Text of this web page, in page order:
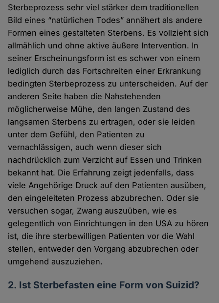
Sterbeprozess sehr viel stärker dem traditionellen
Bild eines “natürlichen Todes” annähert als andere
Formen eines gestalteten Sterbens. Es vollzieht sich
allmählich und ohne aktive äußere Intervention. In
seiner Erscheinungsform ist es schwer von einem
lediglich durch das Fortschreiten einer Erkrankung
bedingten Sterbeprozess zu unterscheiden. Auf der
anderen Seite haben die Nahstehenden
möglicherweise Mühe, den langen Zustand des
langsamen Sterbens zu ertragen, oder sie leiden
unter dem Gefühl, den Patienten zu
vernachlässigen, auch wenn dieser sich
nachdrücklich zum Verzicht auf Essen und Trinken
bekannt hat. Die Erfahrung zeigt jedenfalls, dass
viele Angehörige Druck auf den Patienten ausüben,
den eingeleiteten Prozess abzubrechen. Oder sie
versuchen sogar, Zwang auszuüben, wie es
gelegentlich von Einrichtungen in den USA zu hören
ist, die ihre sterbewilligen Patienten vor die Wahl
stellen, entweder den Vorgang abzubrechen oder
umgehend auszuziehen.
2. Ist Sterbefasten eine Form von Suizid?